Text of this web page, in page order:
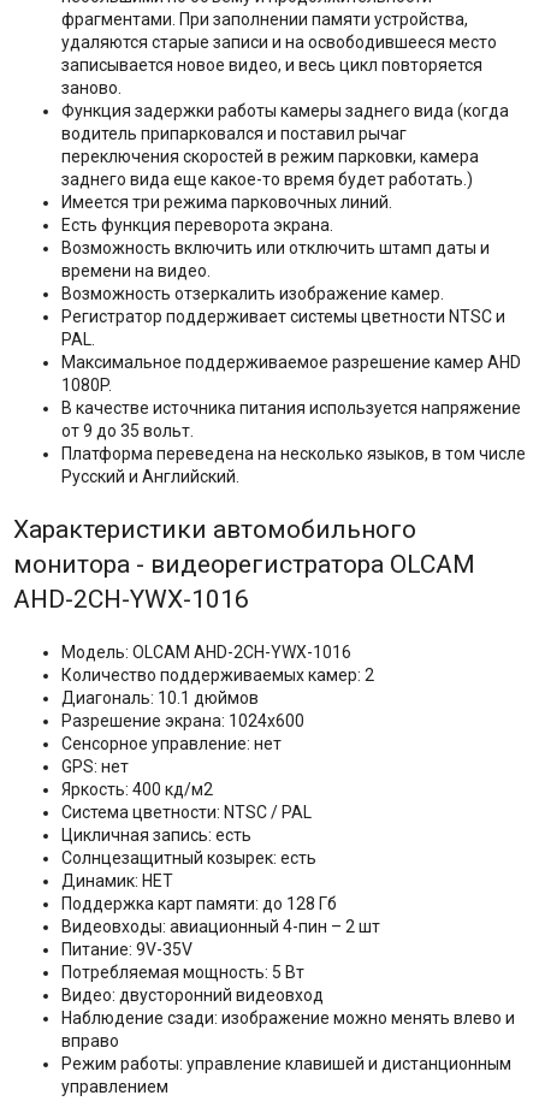
фрагментами. При заполнении памяти устройства,
удаляются старые записи и на освободившееся место
записывается новое видео, и весь цикл повторяется
заново.
Функция задержки работы камеры заднего вида (когда
водитель припарковался и поставил рычаг
переключения скоростей в режим парковки, камера
заднего вида еще какое-то время будет работать.)
Имеется три режима парковочных линий.
Есть функция переворота экрана.
Возможность включить или отключить штамп даты и
времени на видео.
Возможность отзеркалить изображение камер.
Регистратор поддерживает системы цветности NTSC и
PAL.
Максимальное поддерживаемое разрешение камер AHD
1080P.
В качестве источника питания используется напряжение
от 9 до 35 вольт.
Платформа переведена на несколько языков, в том числе
Русский и Английский.
Характеристики автомобильного
монитора - видеорегистратора OLCAM
AHD-2CH-YWX-1016
Модель: OLCAM AHD-2CH-YWX-1016
Количество поддерживаемых камер: 2
Диагональ: 10.1 дюймов
Разрешение экрана: 1024x600
Сенсорное управление: нет
GPS: нет
Яркость: 400 кд/м2
Система цветности: NTSC / PAL
Цикличная запись: есть
Солнцезащитный козырек: есть
Динамик: НЕТ
Поддержка карт памяти: до 128 Гб
Видеовходы: авиационный 4-пин – 2 шт
Питание: 9V-35V
Потребляемая мощность: 5 Вт
Видео: двусторонний видеовход
Наблюдение сзади: изображение можно менять влево и
вправо
Режим работы: управление клавишей и дистанционным
управлением